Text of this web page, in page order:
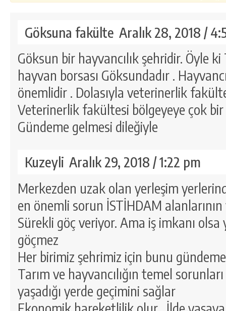
Göksuna fakülte Aralık 28, 2018 /
Göksun bir hayvancılık şehridir. Öyle
hayvan borsası Göksundadır .
önemlidir . Dolasıyla veterinerlik
Veterinerlik fakültesi bölgeyeye çok bir
Gündeme gelmesi dileğiyle
Kuzeyli Aralık 29, 2018 / 1:22 pm
Merkezden uzak olan yerleşim
en önemli sorun İSTİHDAM
Sürekli göç veriyor. Ama iş imkanı olsa
göçmez
Her birimiz şehrimiz için bunu
Tarım ve hayvancılığın temel
yaşadığı yerde geçimini sağlar